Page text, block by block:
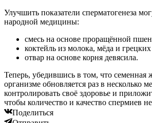
Улучшить показатели сперматогенеза
народной медицины:
смесь на основе проращённой
коктейль из молока, мёда и грецких
отвар на основе корня девясила.
Теперь, убедившись в том, что семенная
организме обновляется раз в несколько
контролировать своё здоровье и
чтобы количество и качество спермиев
Поделиться